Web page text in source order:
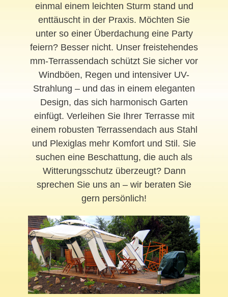
einmal einem leichten Sturm stand und
enttäuscht in der Praxis. Möchten Sie
unter so einer Überdachung eine Party
feiern? Besser nicht. Unser freistehendes
mm-Terrassendach schützt Sie sicher vor
Windböen, Regen und intensiver UV-
Strahlung – und das in einem eleganten
Design, das sich harmonisch Garten
einfügt. Verleihen Sie Ihrer Terrasse mit
einem robusten Terrassendach aus Stahl
und Plexiglas mehr Komfort und Stil. Sie
suchen eine Beschattung, die auch als
Witterungsschutz überzeugt? Dann
sprechen Sie uns an – wir beraten Sie
gern persönlich!